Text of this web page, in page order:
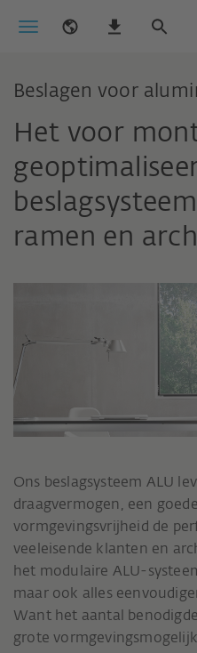
Beslagen voor
Het voor
ramen en
Ons beslagsysteem ALU
draagvermogen, een
vormgevingsvrijheid de
veeleisende klanten en
het modulaire ALU-
maar ook alles
Want het aantal
grote